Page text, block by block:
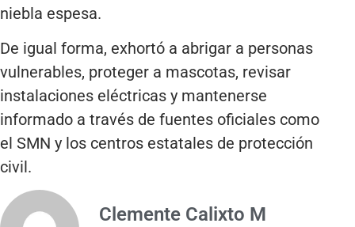
niebla espesa.
De igual forma, exhortó a abrigar a personas
vulnerables, proteger a mascotas, revisar
instalaciones eléctricas y mantenerse
informado a través de fuentes oficiales como
el SMN y los centros estatales de protección
civil.
Clemente Calixto M